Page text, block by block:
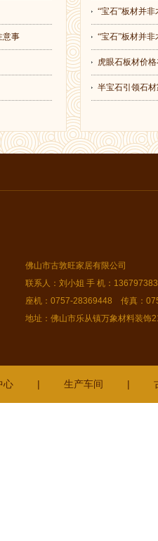
意事
“宝石”板材并非
“宝石”板材并非
虎眼石板材价
半宝石引领石
佛山市古敦旺家居有限公司
联系人：刘小姐 手 机：
座机：0757-28369448 传真：
地址：佛山市乐从镇万象材料装饰
心 | 生产车间 |